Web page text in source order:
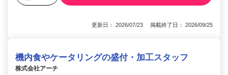
更新日： 2026/07/23 掲載終了日： 2026/09/25
機内食やケータリングの盛付・加工スタッフ
株式会社アーチ